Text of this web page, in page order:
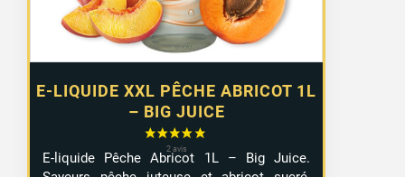
E-LIQUIDE XXL PÊCHE ABRICOT 1L
– BIG JUICE
E-liquide Pêche Abricot 1L – Big Juice.